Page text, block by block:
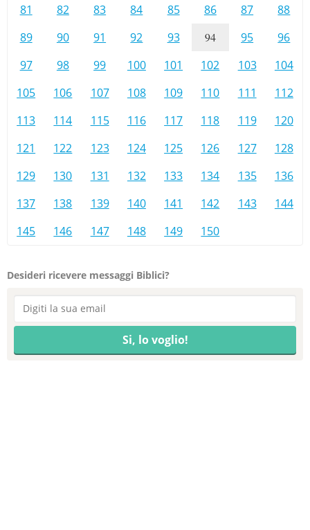
81
82 83 84 85 86 87
88
89
90 91 92 93 94 95
96
97
98 99 100 101 102 103
104
105
106 107 108 109 110 111
112
113
114 115 116 117 118 119
120
121
122 123 124 125 126 127
128
129
130 131 132 133 134 135
136
137
138 139 140 141 142 143
144
145
146 147 148 149 150
Desideri ricevere messaggi Biblici?